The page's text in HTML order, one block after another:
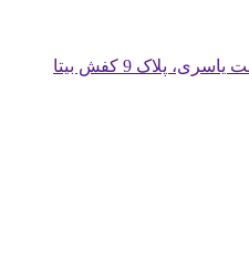
تهران، باغ سپهسالار، بن بست یاسری، پلاک 9 کفش بیتا